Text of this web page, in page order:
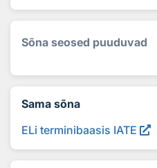
Sõna seosed puuduvad
Sama sõna
ELi terminibaasis IATE